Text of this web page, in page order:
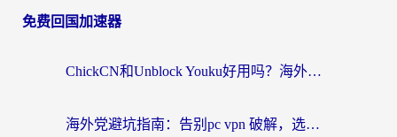
免费回国加速器
ChickCN和Unblock Youku好用吗？海外党亲测3款回国加速器，附iOS免费选择指南
海外党避坑指南：告别pc vpn 破解，选对回国加速器轻松访问国内资源